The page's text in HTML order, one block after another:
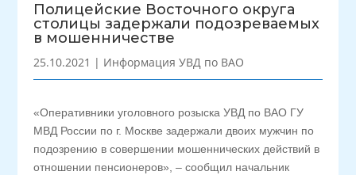
Полицейские Восточного округа
столицы задержали подозреваемых
в мошенничестве
25.10.2021 | Информация УВД по ВАО
«Оперативники уголовного розыска УВД по ВАО ГУ
МВД России по г. Москве задержали двоих мужчин по
подозрению в совершении мошеннических действий в
отношении пенсионеров», – сообщил начальник